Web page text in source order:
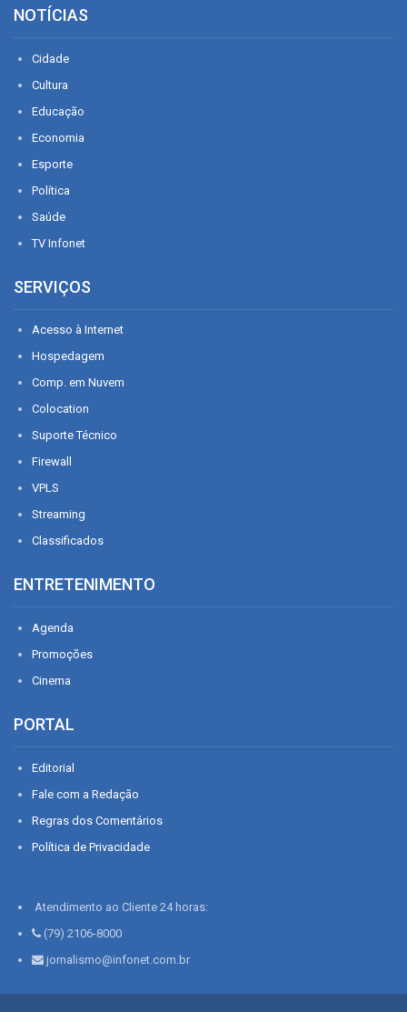
NOTÍCIAS
Cidade
Cultura
Educação
Economia
Esporte
Política
Saúde
TV Infonet
SERVIÇOS
Acesso à Internet
Hospedagem
Comp. em Nuvem
Colocation
Suporte Técnico
Firewall
VPLS
Streaming
Classificados
ENTRETENIMENTO
Agenda
Promoções
Cinema
PORTAL
Editorial
Fale com a Redação
Regras dos Comentários
Política de Privacidade
Atendimento ao Cliente 24 horas:
(79) 2106-8000
jornalismo@infonet.com.br